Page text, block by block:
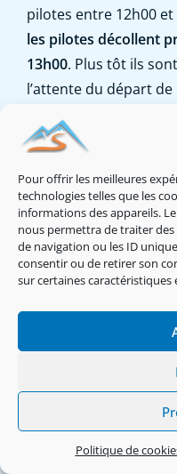
Pour offrir les meilleures
technologies telles que les
informations des appareils.
nous permettra de traiter
de navigation ou les ID
consentir ou de retirer son
sur certaines caractéristiques
Politique de
pilotes entre 12h00
les pilotes décollent
13h00. Plus tôt ils
l’attente du départ
parapente où
les
décollage ce samedi
placeurs et volants
Malheureusement le
leur vol n’est qu’une
l’atterrissage du col
s’installe chez les
activité thermique
s’égrènent, Benoit
fenêtre de décollage.
également le
prévu en fin d’après-
simplement le